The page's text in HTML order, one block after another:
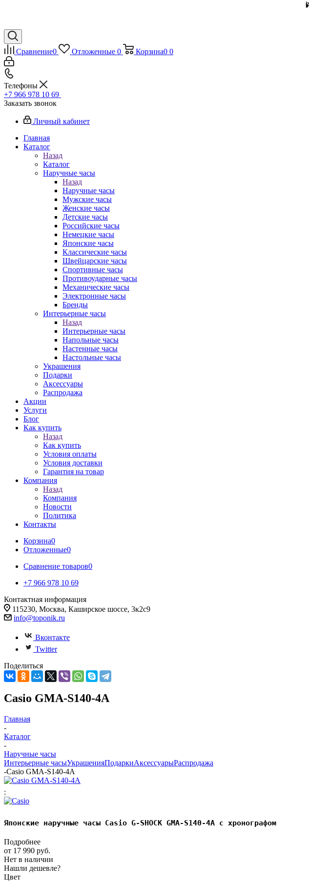
Сравнение0 Отложенные 0 Корзина0 0
Телефоны
+7 966 978 10 69
Заказать звонок
Личный кабинет
Главная
Каталог
Назад
Каталог
Наручные часы
Назад
Наручные часы
Мужские часы
Женские часы
Детские часы
Российские часы
Немецкие часы
Японские часы
Классические часы
Швейцарские часы
Спортивные часы
Противоударные часы
Механические часы
Электронные часы
Бренды
Интерьерные часы
Назад
Интерьерные часы
Напольные часы
Настенные часы
Настольные часы
Украшения
Подарки
Аксессуары
Распродажа
Акции
Услуги
Блог
Как купить
Назад
Как купить
Условия оплаты
Условия доставки
Гарантия на товар
Компания
Назад
Компания
Новости
Политика
Контакты
Корзина0
Отложенные0
Сравнение товаров0
+7 966 978 10 69
Контактная информация
115230, Москва, Каширское шоссе, 3к2с9
info@toponik.ru
Вконтакте
Twitter
Поделиться
Casio GMA-S140-4A
Главная
-
Каталог
-
Наручные часы
Интерьерные часыУкрашенияПодаркиАксессуарыРаспродажа
-Casio GMA-S140-4A
:
Японские наручные часы Casio G-SHOCK GMA-S140-4A с хронографом
Подробнее
от 17 990 руб.
Нет в наличии
Нашли дешевле?
Цвет